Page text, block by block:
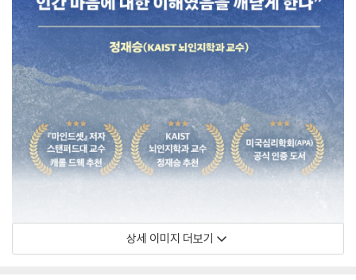
상세 이미지 더보기